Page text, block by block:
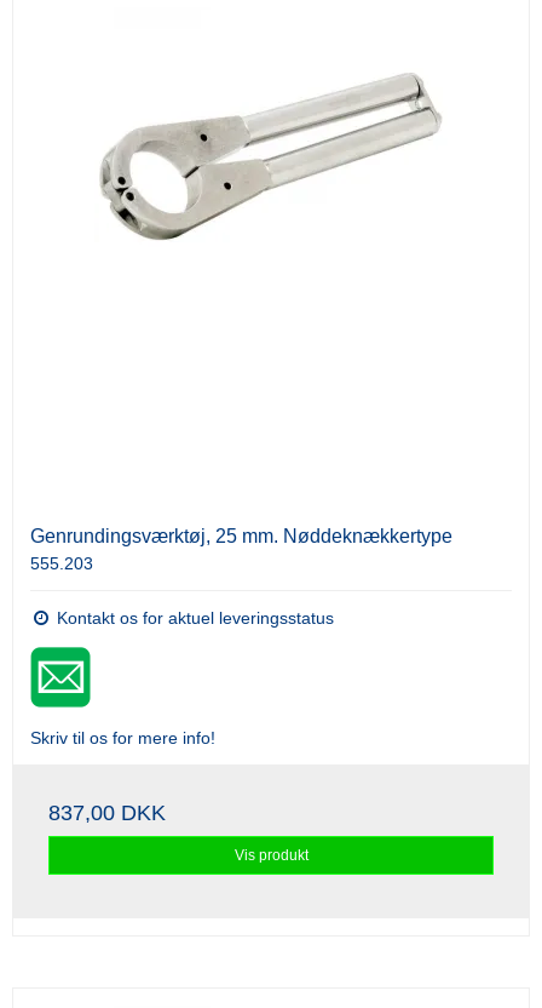
Genrundingsværktøj, 25 mm. Nøddeknækkertype
555.203
Kontakt os for aktuel leveringsstatus
Skriv til os for mere info!
837,00 DKK
Vis produkt